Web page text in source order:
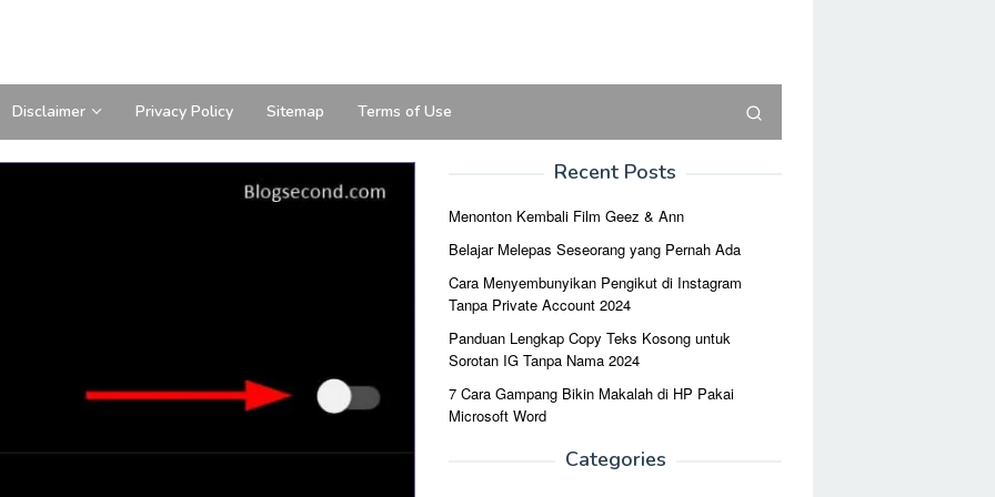
Disclaimer Privacy Policy Sitemap Terms of Use
Recent Posts
Menonton Kembali Film Geez & Ann
Belajar Melepas Seseorang yang Pernah Ada
Cara Menyembunyikan Pengikut di Instagram
Tanpa Private Account 2024
Panduan Lengkap Copy Teks Kosong untuk
Sorotan IG Tanpa Nama 2024
7 Cara Gampang Bikin Makalah di HP Pakai
Microsoft Word
Categories